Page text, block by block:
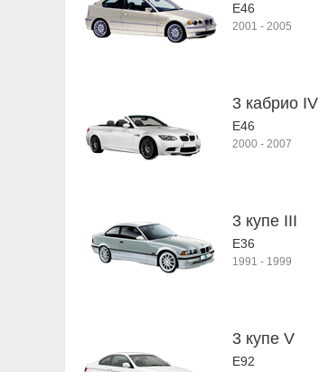
E46
2001 - 2005
3 кабрио IV
E46
2000 - 2007
3 купе III
E36
1991 - 1999
3 купе V
E92